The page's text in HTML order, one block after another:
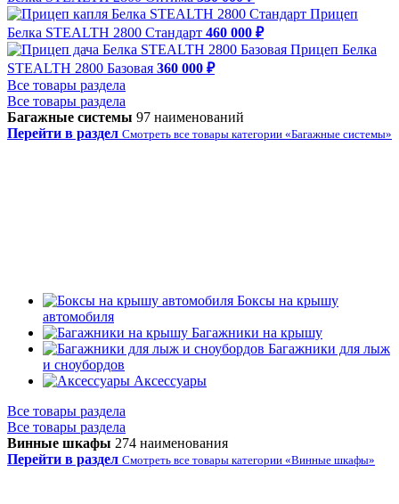
Прицеп
Белка STEALTH 2800 Стандарт 460 000 ₽
Прицеп Белка
STEALTH 2800 Базовая 360 000 ₽
Все товары раздела
Все товары раздела
Багажные системы 97 наименований
Перейти в раздел Смотреть все товары категории «Багажные системы»
Боксы на крышу
автомобиля
Багажники на крышу
Багажники для лыж
и сноубордов
Аксессуары
Все товары раздела
Все товары раздела
Винные шкафы 274 наименования
Перейти в раздел Смотреть все товары категории «Винные шкафы»